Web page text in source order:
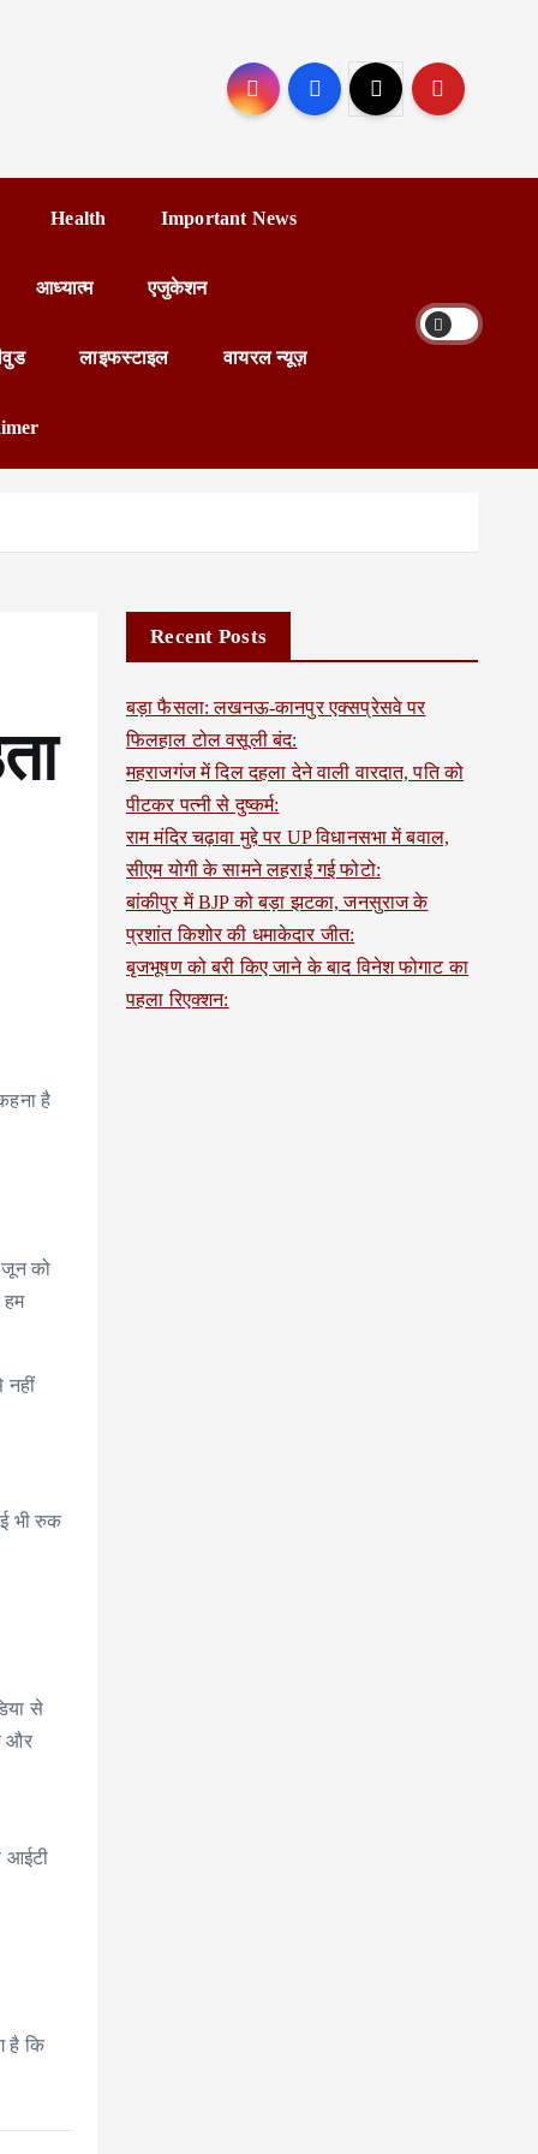
Health Important News
आध्यात्म एजुकेशन
लाइफस्टाइल वायरल न्यूज़
है
जून को
हम
नहीं
भी रुक
से
और
आईटी
है कि
Recent Posts
बड़ा फैसला: लखनऊ-कानपुर एक्सप्रेसवे पर
फिलहाल टोल वसूली बंद:
महराजगंज में दिल दहला देने वाली वारदात, पति को
पीटकर पत्नी से दुष्कर्म:
राम मंदिर चढ़ावा मुद्दे पर UP विधानसभा में बवाल,
सीएम योगी के सामने लहराई गई फोटो:
बांकीपुर में BJP को बड़ा झटका, जनसुराज के
प्रशांत किशोर की धमाकेदार जीत:
बृजभूषण को बरी किए जाने के बाद विनेश फोगाट का
पहला रिएक्शन: